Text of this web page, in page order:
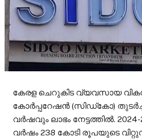
കേരള ചെറുകിട വ്യവസായ
കോർപ്പറേഷൻ (സിഡ്‌കോ)
വർഷവും ലാഭം നേട്ടത്തിൽ.
വർഷം 238 കോടി രൂപയുടെ